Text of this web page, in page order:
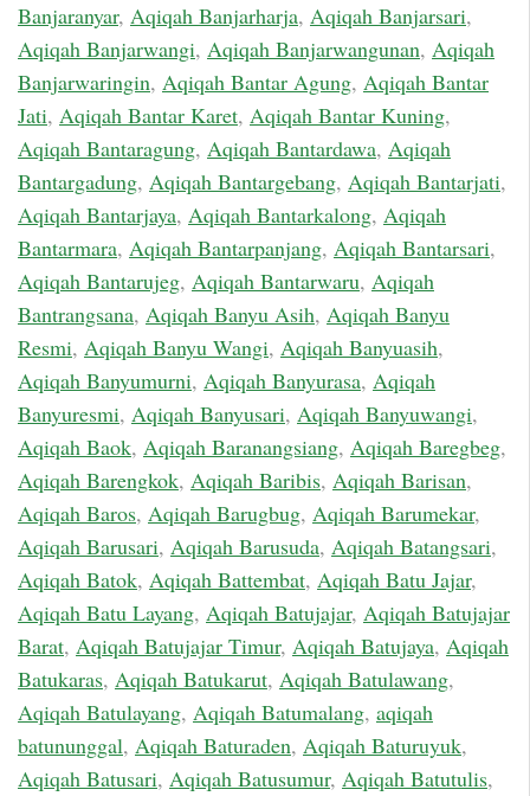
Banjaranyar, Aqiqah Banjarharja, Aqiqah Banjarsari,
Aqiqah Banjarwangi, Aqiqah Banjarwangunan, Aqiqah
Banjarwaringin, Aqiqah Bantar Agung, Aqiqah Bantar
Jati, Aqiqah Bantar Karet, Aqiqah Bantar Kuning,
Aqiqah Bantaragung, Aqiqah Bantardawa, Aqiqah
Bantargadung, Aqiqah Bantargebang, Aqiqah Bantarjati,
Aqiqah Bantarjaya, Aqiqah Bantarkalong, Aqiqah
Bantarmara, Aqiqah Bantarpanjang, Aqiqah Bantarsari,
Aqiqah Bantarujeg, Aqiqah Bantarwaru, Aqiqah
Bantrangsana, Aqiqah Banyu Asih, Aqiqah Banyu
Resmi, Aqiqah Banyu Wangi, Aqiqah Banyuasih,
Aqiqah Banyumurni, Aqiqah Banyurasa, Aqiqah
Banyuresmi, Aqiqah Banyusari, Aqiqah Banyuwangi,
Aqiqah Baok, Aqiqah Baranangsiang, Aqiqah Baregbeg,
Aqiqah Barengkok, Aqiqah Baribis, Aqiqah Barisan,
Aqiqah Baros, Aqiqah Barugbug, Aqiqah Barumekar,
Aqiqah Barusari, Aqiqah Barusuda, Aqiqah Batangsari,
Aqiqah Batok, Aqiqah Battembat, Aqiqah Batu Jajar,
Aqiqah Batu Layang, Aqiqah Batujajar, Aqiqah Batujajar
Barat, Aqiqah Batujajar Timur, Aqiqah Batujaya, Aqiqah
Batukaras, Aqiqah Batukarut, Aqiqah Batulawang,
Aqiqah Batulayang, Aqiqah Batumalang, aqiqah
batununggal, Aqiqah Baturaden, Aqiqah Baturuyuk,
Aqiqah Batusari, Aqiqah Batusumur, Aqiqah Batutulis,